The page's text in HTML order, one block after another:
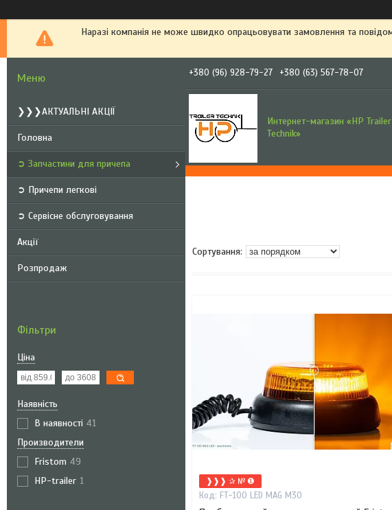
Наразі компанія не може швидко опрацьовувати замовлення та
❯❯❯АКТУАЛЬНІ АКЦІЇ
Головна
➲ Запчастини для причепа
➲ Причепи легкові
➲ Сервісне обслуговування
Акції
Розпродаж
Фільтри
Ціна
Наявність
В наявності 41
Производители
Fristom 49
HP-trailer 1
+380 (96) 928-79-27 +380 (63) 567-78-07
Интернет-магазин «HP Trailer
Technik»
❱❱❱ ✰ № ❶
FT-100 LED MAG M30